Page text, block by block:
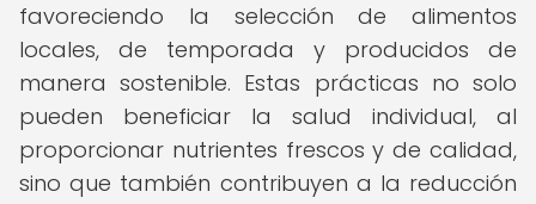
favoreciendo la selección de alimentos
locales, de temporada y producidos de
manera sostenible. Estas prácticas no solo
pueden beneficiar la salud individual, al
proporcionar nutrientes frescos y de calidad,
sino que también contribuyen a la reducción